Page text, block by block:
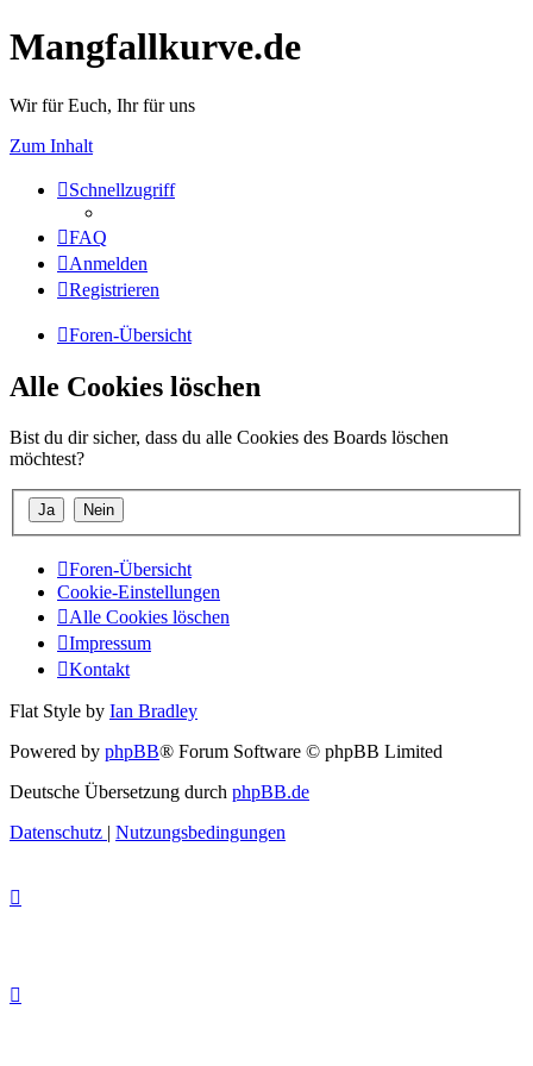
Mangfallkurve.de
Wir für Euch, Ihr für uns
Zum Inhalt
Schnellzugriff
FAQ
Anmelden
Registrieren
Foren-Übersicht
Alle Cookies löschen
Bist du dir sicher, dass du alle Cookies des Boards löschen
möchtest?
Foren-Übersicht
Cookie-Einstellungen
Alle Cookies löschen
Impressum
Kontakt
Flat Style by Ian Bradley
Powered by phpBB® Forum Software © phpBB Limited
Deutsche Übersetzung durch phpBB.de
Datenschutz | Nutzungsbedingungen